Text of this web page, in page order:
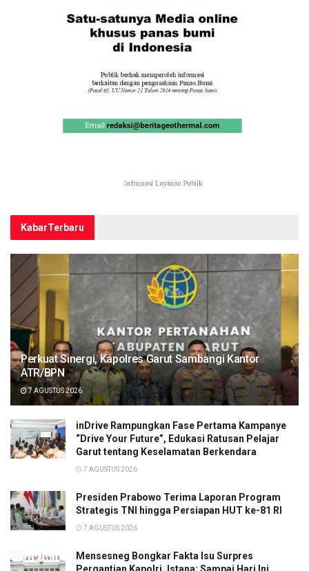
KabarTerbaru
Perkuat Sinergi, Kapolres Garut Sambangi Kantor
ATR/BPN
7 AGUSTUS 2026
inDrive Rampungkan Fase Pertama Kampanye
“Drive Your Future”, Edukasi Ratusan Pelajar
Garut tentang Keselamatan Berkendara
7 AGUSTUS 2026
Presiden Prabowo Terima Laporan Program
Strategis TNI hingga Persiapan HUT ke-81 RI
7 AGUSTUS 2026
Mensesneg Bongkar Fakta Isu Surpres
Pergantian Kapolri, Istana: Sampai Hari Ini